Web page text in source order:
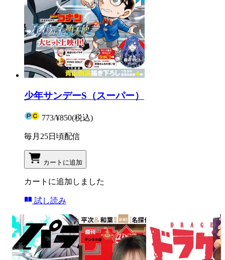
少年サンデーS（スーパー）
773/¥850(税込)
毎月25日頃配信
カートに追加
カートに追加しました
試し読み